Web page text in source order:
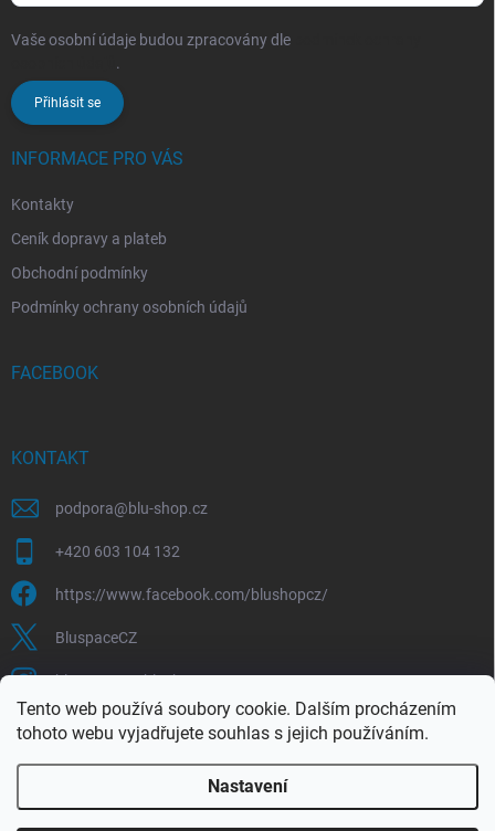
Tento web používá soubory cookie. Dalším procházením
tohoto webu vyjadřujete souhlas s jejich používáním.
Nastavení
Vaše osobní údaje budou zpracovány dle
.
Přihlásit se
INFORMACE PRO VÁS
Kontakty
Ceník dopravy a plateb
Obchodní podmínky
Podmínky ochrany osobních údajů
FACEBOOK
KONTAKT
podpora@blu-shop.cz
+420 603 104 132
https://www.facebook.com/blushopcz/
BluspaceCZ
bluspace.cz_blushop.cz
Blu-space.cz Blu-shop.cz Štěpán Čermák